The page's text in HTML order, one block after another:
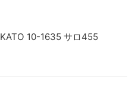
KATO 10-1635 サロ455